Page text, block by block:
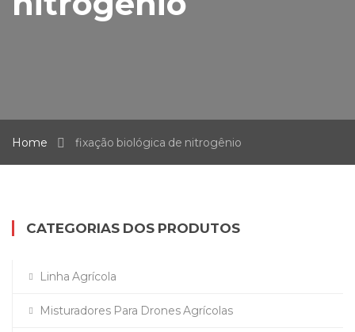
Home fixação biológica de nitrogênio
CATEGORIAS DOS PRODUTOS
Linha Agrícola
Misturadores Para Drones Agrícolas